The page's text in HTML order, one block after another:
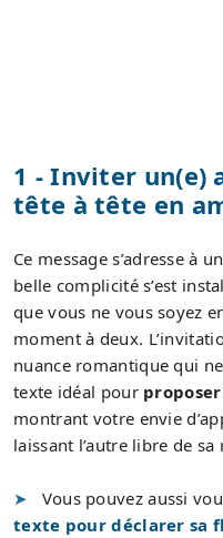
1 - Inviter un(e)
tête à tête en
Ce message s’adresse à
belle complicité s’est
que vous ne vous soyez
moment à deux.
nuance romantique qui
texte idéal pour
montrant votre envie
laissant l’autre libre de sa
Vous pouvez aussi
texte pour déclarer sa